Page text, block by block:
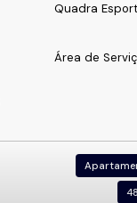
Quadra
Área de